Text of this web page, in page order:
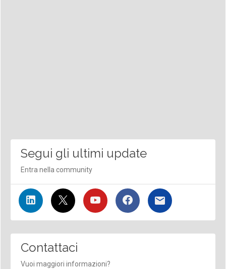
Segui gli ultimi update
Entra nella community
Contattaci
Vuoi maggiori informazioni?